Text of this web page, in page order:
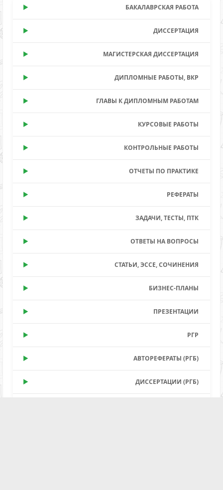
БАКАЛАВРСКАЯ РАБОТА
ДИССЕРТАЦИЯ
МАГИСТЕРСКАЯ ДИССЕРТАЦИЯ
ДИПЛОМНЫЕ РАБОТЫ, ВКР
ГЛАВЫ К ДИПЛОМНЫМ РАБОТАМ
КУРСОВЫЕ РАБОТЫ
КОНТРОЛЬНЫЕ РАБОТЫ
ОТЧЕТЫ ПО ПРАКТИКЕ
РЕФЕРАТЫ
ЗАДАЧИ, ТЕСТЫ, ПТК
ОТВЕТЫ НА ВОПРОСЫ
СТАТЬИ, ЭССЕ, СОЧИНЕНИЯ
БИЗНЕС-ПЛАНЫ
ПРЕЗЕНТАЦИИ
РГР
АВТОРЕФЕРАТЫ (РГБ)
ДИССЕРТАЦИИ (РГБ)